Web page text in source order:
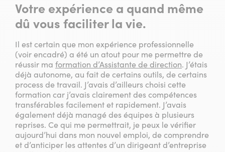
Votre expérience a quand même
dû vous faciliter la vie.
Il est certain que mon expérience professionnelle
(voir encadré) a été un atout pour me permettre de
réussir ma formation d’Assistante de direction. J’étais
déjà autonome, au fait de certains outils, de certains
process de travail. J’avais d’ailleurs choisi cette
formation car j’avais clairement des compétences
transférables facilement et rapidement. J’avais
également déjà managé des équipes à plusieurs
reprises. Ce qui me permettrait, je peux le vérifier
aujourd’hui dans mon nouvel emploi, de comprendre
et d’anticiper les attentes d’un dirigeant d’entreprise